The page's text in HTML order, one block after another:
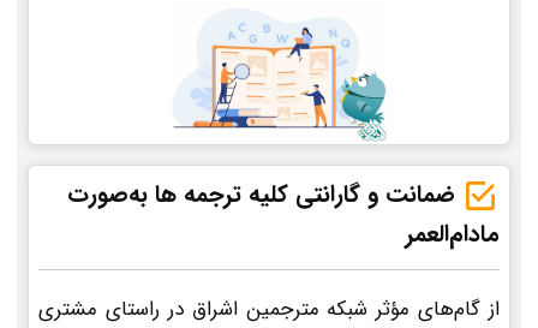
ضمانت و گارانتی کلیه ترجمه ها به‌صورت
مادام‌العمر
از گام‌های مؤثر شبکه مترجمین اشراق در راستای مشتری